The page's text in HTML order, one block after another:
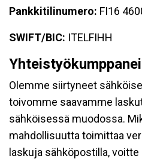
Pankkitilinumero: FI16
SWIFT/BIC: ITELFIHH
Olemme siirtyneet
toivomme saavamme
sähköisessä muodossa.
mahdollisuutta toimittaa
laskuja sähköpostilla,